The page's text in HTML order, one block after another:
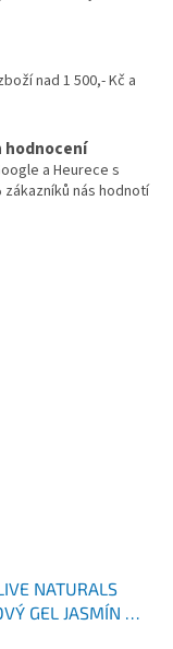
nad 1 500,- Kč a
hodnocení
a Heurece s
nás hodnotí
NATURALS
GEL JASMÍN &